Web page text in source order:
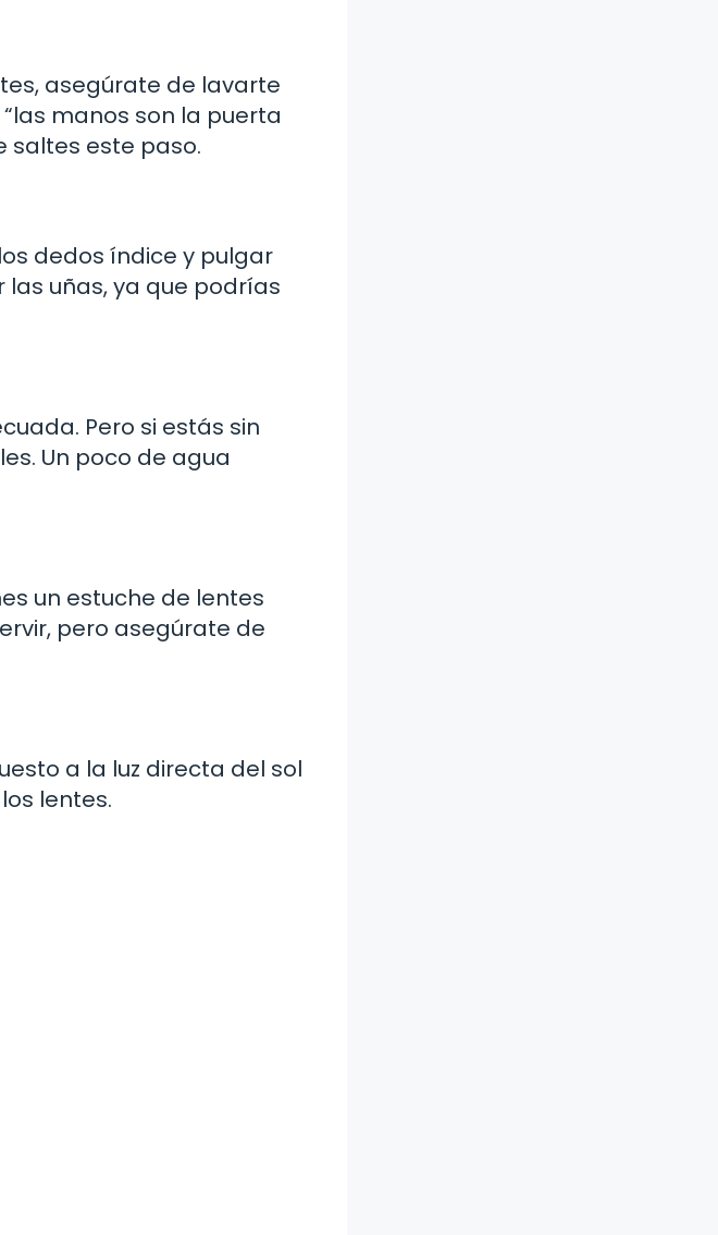
asegúrate de lavarte
manos son la puerta
saltes este paso.
dedos índice y pulgar
uñas, ya que podrías
Pero si estás sin
Un poco de agua
un estuche de lentes
pero asegúrate de
a la luz directa del sol
lentes.